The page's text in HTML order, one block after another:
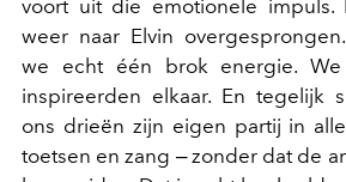
voort uit die emotionele
weer naar Elvin
we echt één brok energie. We
inspireerden elkaar. En tegelijk
ons drieën zijn eigen partij in
toetsen en zang ‒ zonder dat de